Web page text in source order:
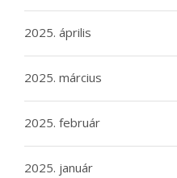
2025. április
2025. március
2025. február
2025. január